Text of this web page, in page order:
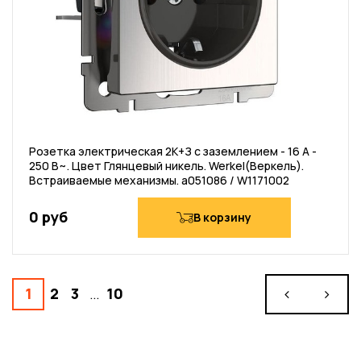
Розетка электрическая 2К+З с заземлением - 16 А -
250 В~. Цвет Глянцевый никель. Werkel(Веркель).
Встраиваемые механизмы. a051086 / W1171002
0 руб В корзину
1 2 3 … 10